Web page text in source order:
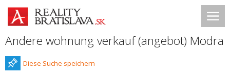
Andere wohnung verkauf (angebot) Modra
Diese Suche speichern